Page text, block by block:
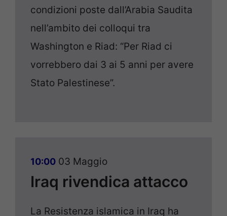
condizioni poste dall’Arabia Saudita
nell’ambito dei colloqui tra
Washington e Riad: “Per Riad ci
vorrebbero dai 3 ai 5 anni per avere
Stato Palestinese”.
10:00 03 Maggio
Iraq rivendica attacco
La Resistenza islamica in Iraq ha